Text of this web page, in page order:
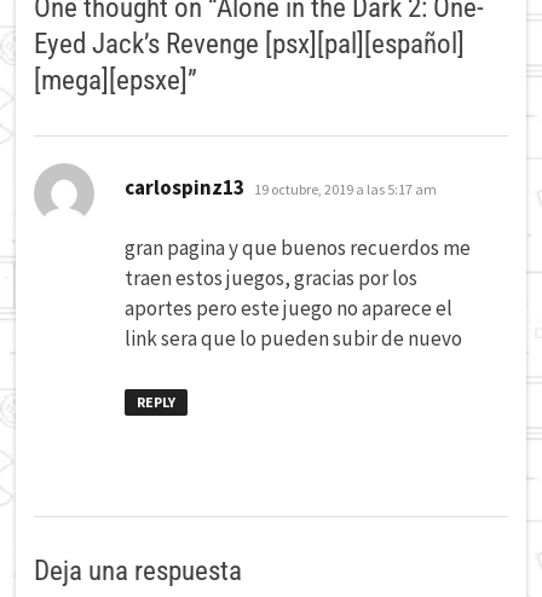
One thought on “Alone in the Dark 2: One-
Eyed Jack’s Revenge [psx][pal][español]
[mega][epsxe] ”
carlospinz13 dice:
19 octubre, 2019 a las 5:17 am
gran pagina y que buenos recuerdos me
traen estos juegos, gracias por los
aportes pero este juego no aparece el
link sera que lo pueden subir de nuevo
REPLY
Deja una respuesta